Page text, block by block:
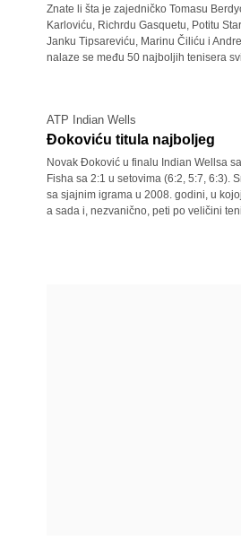
Znate li šta je zajedničko Tomasu
Karloviću, Richrdu Gasquetu, Potitu
Janku Tipsareviću, Marinu Čiliću i
nalaze se među 50 najboljih tenisera
ATP Indian Wells
Đokoviću titula najboljeg
Novak Đoković u finalu Indian Wellsa
Fisha sa 2:1 u setovima (6:2, 5:7, 6:3).
sa sjajnim igrama u 2008. godini, u
a sada i, nezvanično, peti po veličini